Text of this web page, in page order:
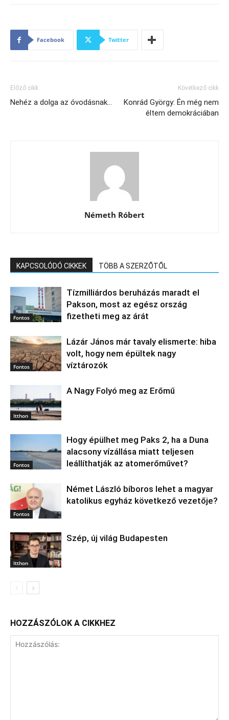
Facebook Twitter
Előző cikk
Nehéz a dolga az óvodásnak…
Következő cikk
Konrád György: Én még nem
éltem demokráciában
Németh Róbert
KAPCSOLÓDÓ CIKKEK TÖBB A SZERZŐTŐL
Fontos
Tízmilliárdos beruházás maradt el
Pakson, most az egész ország
fizetheti meg az árát
Fontos
Lázár János már tavaly elismerte: hiba
volt, hogy nem épültek nagy
víztározók
Itthon
A Nagy Folyó meg az Erőmű
Fontos
Hogy épülhet meg Paks 2, ha a Duna
alacsony vízállása miatt teljesen
leállíthatják az atomerőművet?
Fontos
Német László bíboros lehet a magyar
katolikus egyház következő vezetője?
Itthon
Szép, új világ Budapesten
HOZZÁSZÓLOK A CIKKHEZ